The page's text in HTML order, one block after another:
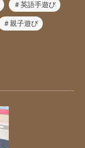
＃英語手遊び
＃親子遊び